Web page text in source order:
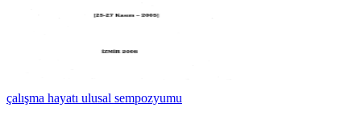
çalışma hayatı ulusal sempozyumu